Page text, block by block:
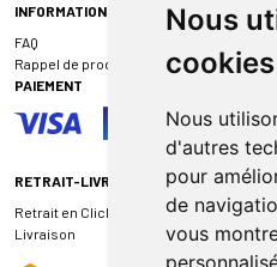
Nous
cookies
Nous
d'autres
pour
de
vous
INFORMATIONS
FAQ
Rappel de produit
PAIEMENT
RETRAIT-LIVRAISON
Retrait en Click & Collect
Livraison